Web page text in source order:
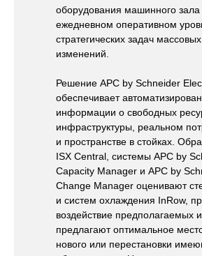
оборудования машинного
ежедневном оперативном
стратегических задач
изменений.
Решение APC by Schneider
обеспечивает
информации о свободных
инфраструктуры, реальном
и пространстве в стойках.
ISX Central, системы APC by
Capacity Manager и APC by
Change Manager оценивают
и систем охлаждения InRow,
воздействие предполагаемых
предлагают оптимальное
нового или перестановки